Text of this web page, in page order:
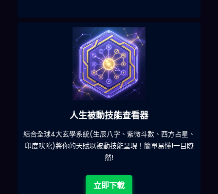
人生被動技能查看器
結合全球4大玄學系統(生辰八字、紫微斗數、西方占星、
印度吠陀)將你的天賦以被動技能呈現！簡單易懂!一目瞭
然!
立即下載